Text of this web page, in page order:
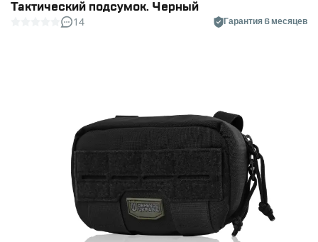
Тактический подсумок. Черный
14 Гарантия 6 месяцев